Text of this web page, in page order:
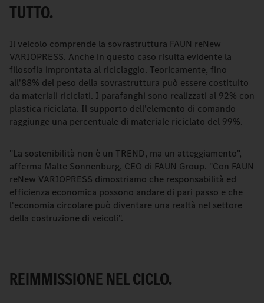
TUTTO.
Il veicolo comprende la sovrastruttura FAUN reNew
VARIOPRESS. Anche in questo caso risulta evidente la
filosofia improntata al riciclaggio. Teoricamente, fino
all'88% del peso della sovrastruttura può essere costituito
da materiali riciclati. I parafanghi sono realizzati al 92% con
plastica riciclata. Il supporto dell'elemento di comando
raggiunge una percentuale di materiale riciclato del 99%.
"La sostenibilità non è un TREND, ma un atteggiamento",
afferma Malte Sonnenburg, CEO di FAUN Group. "Con FAUN
reNew VARIOPRESS dimostriamo che responsabilità ed
efficienza economica possono andare di pari passo e che
l'economia circolare può diventare una realtà nel settore
della costruzione di veicoli".
REIMMISSIONE NEL CICLO.